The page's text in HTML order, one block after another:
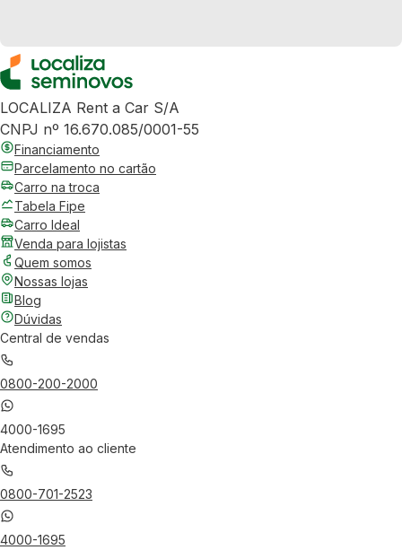
LOCALIZA Rent a Car S/A
CNPJ nº 16.670.085/0001-55
Financiamento
Parcelamento no cartão
Carro na troca
Tabela Fipe
Carro Ideal
Venda para lojistas
Quem somos
Nossas lojas
Blog
Dúvidas
Central de vendas
0800-200-2000
4000-1695
Atendimento ao cliente
0800-701-2523
4000-1695